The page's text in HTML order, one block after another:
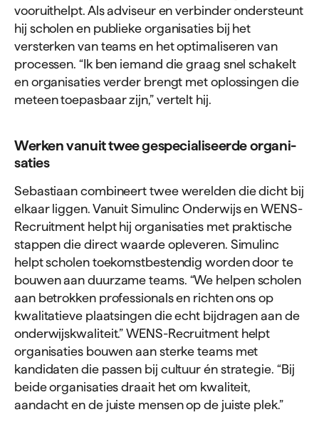
vooruithelpt. Als adviseur en verbinder ondersteunt
hij scholen en publieke organisaties bij het
versterken van teams en het optimaliseren van
processen. “Ik ben iemand die graag snel schakelt
en organisaties verder brengt met oplossingen die
meteen toepasbaar zijn,” vertelt hij.
Werken vanuit twee gespe­ci­a­li­seerde orga­ni­
saties
Sebastiaan combineert twee werelden die dicht bij
elkaar liggen. Vanuit Simulinc Onderwijs en WENS-
Recruitment helpt hij organisaties met praktische
stappen die direct waarde opleveren. Simulinc
helpt scholen toekomstbestendig worden door te
bouwen aan duurzame teams. “We helpen scholen
aan betrokken professionals en richten ons op
kwalitatieve plaatsingen die echt bijdragen aan de
onderwijskwaliteit.” WENS-Recruitment helpt
organisaties bouwen aan sterke teams met
kandidaten die passen bij cultuur én strategie. “Bij
beide organisaties draait het om kwaliteit,
aandacht en de juiste mensen op de juiste plek.”